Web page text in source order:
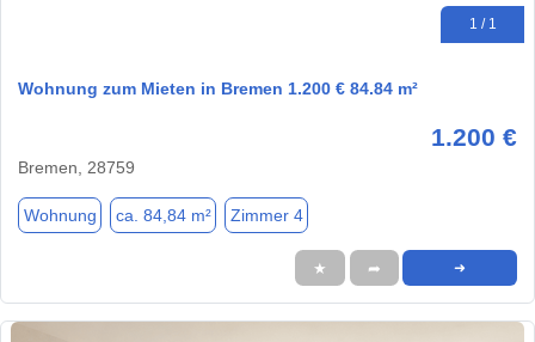
1 / 1
Wohnung zum Mieten in Bremen 1.200 € 84.84 m²
1.200 €
Bremen, 28759
Wohnung ca. 84,84 m² Zimmer 4
★ ➦ ➜